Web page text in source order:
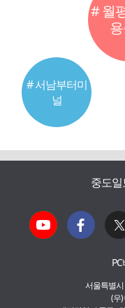
# 월
# 서남부터미
널
중도
서울특별
(우)